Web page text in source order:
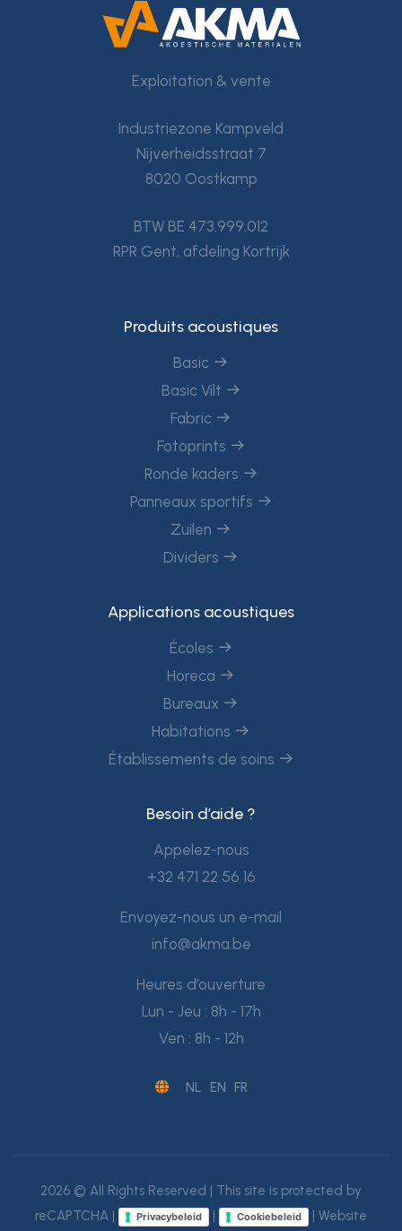
Exploitation & vente
Industriezone Kampveld
Nijverheidsstraat 7
8020 Oostkamp
BTW BE 473.999.012
RPR Gent, afdeling Kortrijk
Produits acoustiques
Basic
Basic Vilt
Fabric
Fotoprints
Ronde kaders
Panneaux sportifs
Zuilen
Dividers
Applications acoustiques
Écoles
Horeca
Bureaux
Habitations
Établissements de soins
Besoin d’aide ?
Appelez-nous
+32 471 22 56 16
Envoyez-nous un e-mail
info@akma.be
Heures d’ouverture
Lun - Jeu : 8h - 17h
Ven : 8h - 12h
NL EN FR
2026 © All Rights Reserved | This site is protected by
reCAPTCHA |
Privacybeleid | Cookiebeleid | Website